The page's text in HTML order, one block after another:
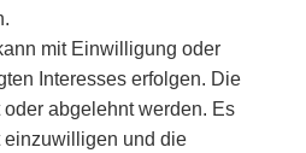
mit Einwilligung oder
Interesses erfolgen. Die
abgelehnt werden. Es
einzuwilligen und die